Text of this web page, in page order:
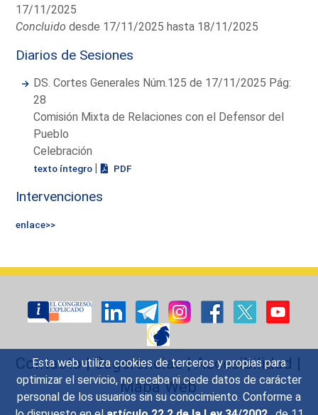
Esta web utiliza cookies de terceros y propias para
optimizar el servicio, no recaba ni cede datos de carácter
personal de los usuarios sin su conocimiento. Conforme a
17/11/2025
Concluido desde 17/11/2025 hasta 18/11/2025
Diarios de Sesiones
DS. Cortes Generales Núm.125 de 17/11/2025 Pág:
28
Comisión Mixta de Relaciones con el Defensor del
Pueblo
Celebración
texto íntegro | PDF
Intervenciones
enlace>>
Contacto|Sugerencias|Accesibilidad |
Mapa Web